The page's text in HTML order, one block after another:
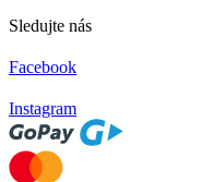
Sledujte nás
Facebook
Instagram